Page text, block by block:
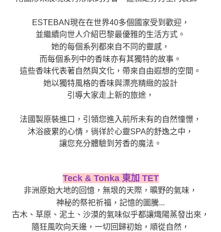
客戶支援中心」https://netprotections.freshdesk.com/support/home
【注意事項】
１．透過由恩沛科技股份有限公司提供之「AFTEE先享後付」服務完成之交
易，需依本服務之必要範圍內提供個人資料，並將交易相關給付款項請求債
權轉讓予恩沛科技股份有限公司。
２．關於個人資料處理事宜，請瀏覽以下網址：
https://aftee.tw/terms/#terms3
３．未成年的使用者請事先徵得法定代理人或監護人之同意方可使用
「AFTEE先享後付」，若未經同意申辦者引起之損失，本公司不負相關責
４．使用「AFTEE先享後付」時，將依據個別帳號之用戶狀況，依本公司即
請求用戶進行身份認證。
５．嚴禁一人註冊多個帳號或使用他人資訊註冊。若發現惡意使用之情形，
恩沛科技股份有限公司將有權停止該用戶之使用額度並採取法律行動。
ESTEBAN現在在世界40多個國家受到歡迎，
並繼續向世人介紹巴黎最優雅的生活方式。
她的每個系列都來自不同的靈感，
而每個系列中的香味亦有其獨特的故事。
這些香味代表著自然與文化，帶來自由遐想的空間。
她以獨特風格的香味與漂亮精緻的設計
引導大家走上新的旅途，
法國製原裝進口，引領您進入前所未有的自然憧憬，
沐浴疲累的心情，徜徉於心靈SPA的舒逸之中，
讓您充分體驗到芳香的魔法。
Teck & Tonka 東加 TET
非洲原始大地的回憶，無垠的天際，曠野的氣味，
神秘的祭祀祈福，記憶的圖騰...
古木、草原、泥土、沙漠的氣味似乎都讓熾陽蒸發出來，
隨狂風吹向天邊，一切回歸初始，順從自然，